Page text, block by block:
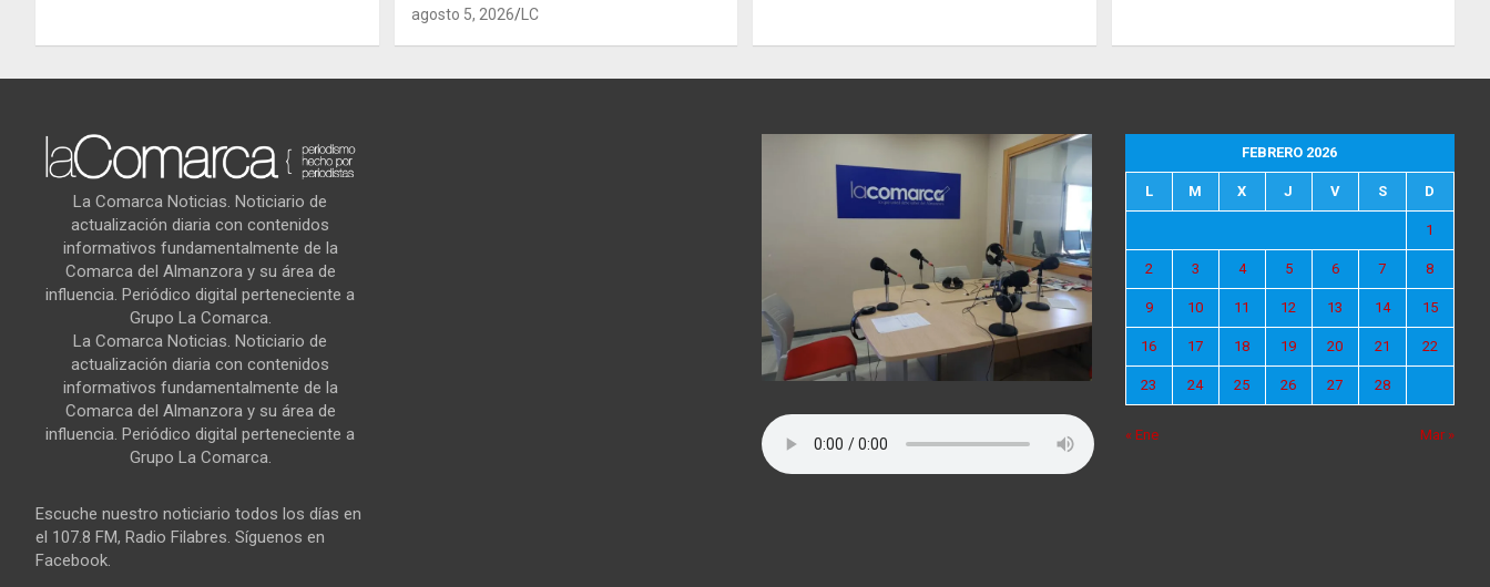
agosto 5, 2026 LC
La Comarca Noticias. Noticiario de
actualización diaria con contenidos
informativos fundamentalmente de la
Comarca del Almanzora y su área de
influencia. Periódico digital perteneciente a
Grupo La Comarca.
La Comarca Noticias. Noticiario de
actualización diaria con contenidos
informativos fundamentalmente de la
Comarca del Almanzora y su área de
influencia. Periódico digital perteneciente a
Grupo La Comarca.
Escuche nuestro noticiario todos los días en
el 107.8 FM, Radio Filabres. Síguenos en
Facebook.
FEBRERO 2026
L M X J V S D
1
2 3 4 5 6 7 8
9 10 11 12 13 14 15
16 17 18 19 20 21 22
23 24 25 26 27 28
« Ene Mar »